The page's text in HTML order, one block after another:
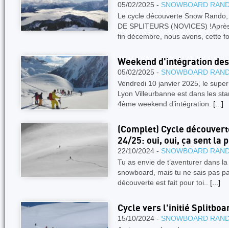
05/02/2025 - SNOWBOARD
Le cycle découverte Snow
DE SPLITEURS (NOVICES)
fin décembre, nous avons, cette
Weekend d'intégration
05/02/2025 - SNOWBOARD
Vendredi 10 janvier 2025, le
Lyon Villeurbanne est dans les
4ème weekend d’intégration. [...]
(Complet) Cycle
24/25: oui, oui, ça sent la
22/10/2024 - SNOWBOARD
Tu as envie de t’aventurer dans
snowboard, mais tu ne sais pas
découverte est fait pour toi.. [...]
Cycle vers l'initié
15/10/2024 - SNOWBOARD